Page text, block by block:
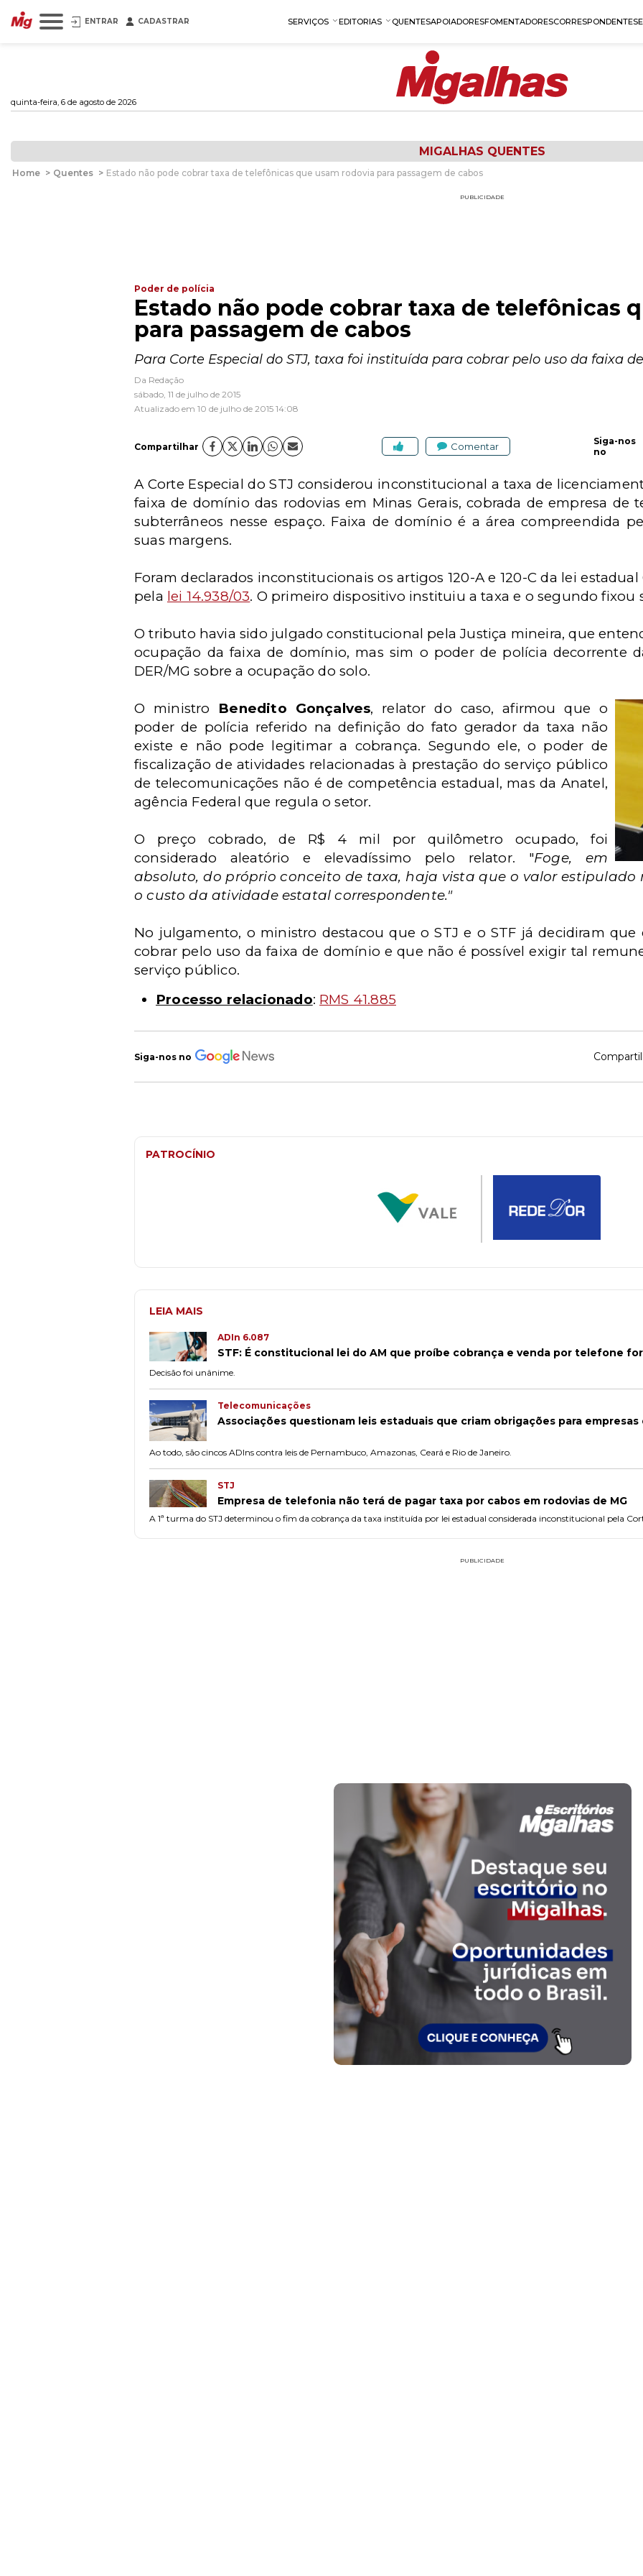
ENTRAR CADASTRAR SERVIÇOS EDITORIAS QUENTESAPOIADORESFOMENTADORESCORRESPONDENTES
quinta-feira, 6 de agosto de 2026
MIGALHAS QUENTES
Home > Quentes > Estado não pode cobrar taxa de telefônicas que usam rodovia para passagem de cabos
PUBLICIDADE
Poder de polícia
Estado não pode cobrar taxa de telefônicas
para passagem de cabos
Para Corte Especial do STJ, taxa foi instituída para cobrar pelo uso da faixa
Da Redação
sábado, 11 de julho de 2015
Atualizado em 10 de julho de 2015 14:08
Compartilhar Comentar
Siga-nos
no
A Corte Especial do STJ considerou inconstitucional a taxa de
faixa de domínio das rodovias em Minas Gerais, cobrada de empresa de
subterrâneos nesse espaço. Faixa de domínio é a área compreendida
suas margens.
Foram declarados inconstitucionais os artigos 120-A e 120-C da lei
pela lei 14.938/03. O primeiro dispositivo instituiu a taxa e o segundo fixou
O tributo havia sido julgado constitucional pela Justiça mineira, que
ocupação da faixa de domínio, mas sim o poder de polícia decorrente
DER/MG sobre a ocupação do solo.
O ministro Benedito Gonçalves, relator do caso, afirmou que o
poder de polícia referido na definição do fato gerador da taxa não
existe e não pode legitimar a cobrança. Segundo ele, o poder de
fiscalização de atividades relacionadas à prestação do serviço público
de telecomunicações não é de competência estadual, mas da Anatel,
agência Federal que regula o setor.
O preço cobrado, de R$ 4 mil por quilômetro ocupado, foi
considerado aleatório e elevadíssimo pelo relator. "Foge, em
absoluto, do próprio conceito de taxa, haja vista que o valor estipulado
o custo da atividade estatal correspondente."
No julgamento, o ministro destacou que o STJ e o STF já decidiram
cobrar pelo uso da faixa de domínio e que não é possível exigir tal
serviço público.
Processo relacionado: RMS 41.885
Siga-nos no
PATROCÍNIO
LEIA MAIS
ADIn 6.087
STF: É constitucional lei do AM que proíbe cobrança e venda por telefone
Decisão foi unânime.
Telecomunicações
Associações questionam leis estaduais que criam obrigações para
Ao todo, são cincos ADIns contra leis de Pernambuco, Amazonas, Ceará e Rio de Janeiro.
STJ
Empresa de telefonia não terá de pagar taxa por cabos em rodovias de MG
A 1ª turma do STJ determinou o fim da cobrança da taxa instituída por lei estadual considerada inconstitucional pela
PUBLICIDADE